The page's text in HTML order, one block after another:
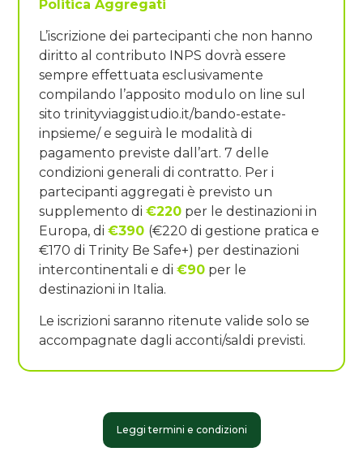
Politica Aggregati
L’iscrizione dei partecipanti che non hanno
diritto al contributo INPS dovrà essere
sempre effettuata esclusivamente
compilando l’apposito modulo on line sul
sito trinityviaggistudio.it/bando-estate-
inpsieme/ e seguirà le modalità di
pagamento previste dall’art. 7 delle
condizioni generali di contratto. Per i
partecipanti aggregati è previsto un
supplemento di €220 per le destinazioni in
Europa, di €390 (€220 di gestione pratica e
€170 di Trinity Be Safe+) per destinazioni
intercontinentali e di €90 per le
destinazioni in Italia.
Le iscrizioni saranno ritenute valide solo se
accompagnate dagli acconti/saldi previsti.
Leggi termini e condizioni